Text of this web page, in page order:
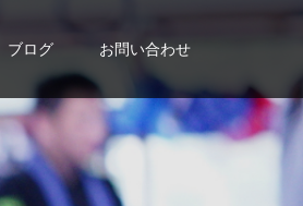
ブログ お問い合わせ